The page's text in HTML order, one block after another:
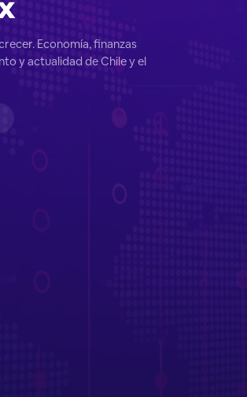
Economía, finanzas
y actualidad de Chile y el